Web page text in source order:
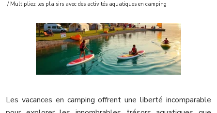
/ Multipliez les plaisirs avec des activités aquatiques en camping
Les vacances en camping offrent une liberté incomparable